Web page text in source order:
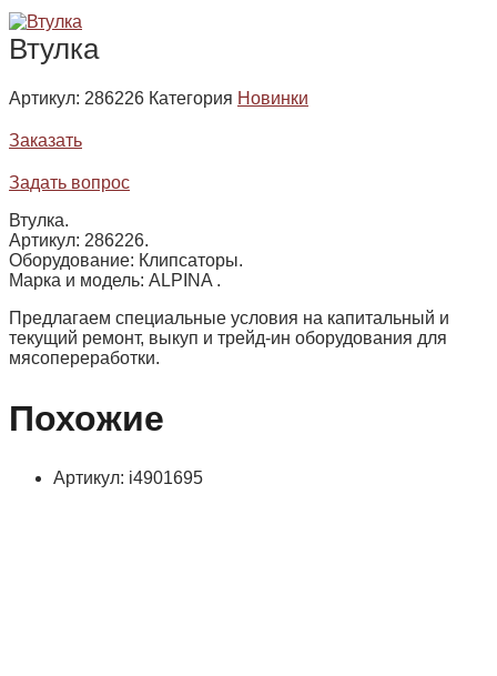
Втулка
Артикул: 286226 Категория Новинки
Заказать
Задать вопрос
Втулка.
Артикул: 286226.
Оборудование: Клипсаторы.
Марка и модель: ALPINA .
Предлагаем специальные условия на капитальный и
текущий ремонт, выкуп и трейд-ин оборудования для
мясопереработки.
Похожие
Артикул: i4901695